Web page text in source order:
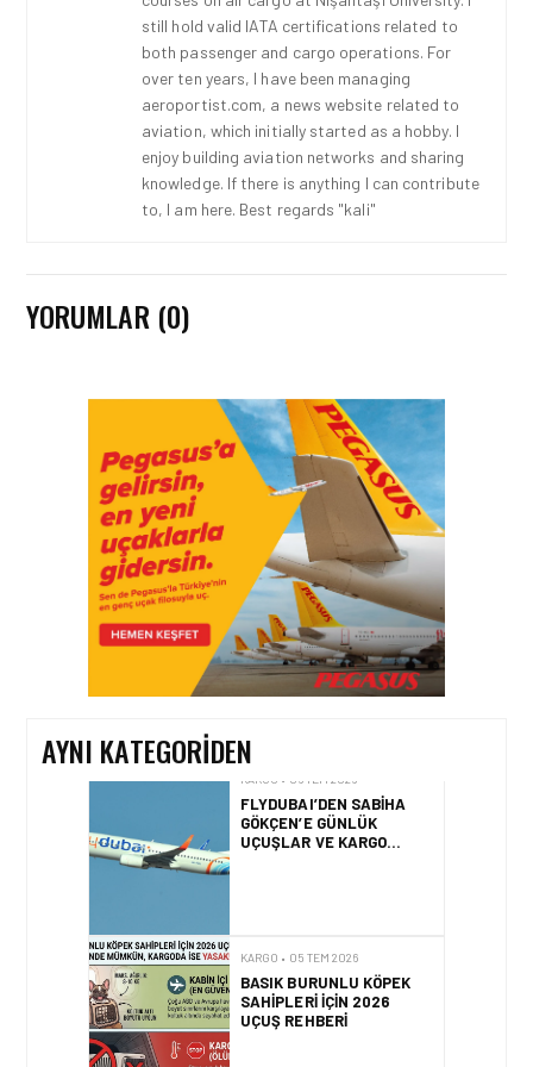
still hold valid IATA certifications related to
both passenger and cargo operations. For
over ten years, I have been managing
aeroportist.com, a news website related to
aviation, which initially started as a hobby. I
enjoy building aviation networks and sharing
knowledge. If there is anything I can contribute
to, I am here. Best regards "kali"
YORUMLAR (0)
AYNI KATEGORIDEN
KARGO • 26 TEM 2026
HONG KONG VE ÇIN’DEN
AVRUPA’YA HAVA
KARGODA SERT DÜŞÜŞ
KARGO • 08 TEM 2026
TURHAN ÖZEN SAUDI
CARGO CHIEF
COMMERCIAL OFFICER
OLDU
KARGO • 06 TEM 2026
FLYDUBAI’DEN SABIHA
GÖKÇEN’E GÜNLÜK
UÇUŞLAR VE KARGO
KARGO • 05 TEM 2026
BASIK BURUNLU KÖPEK
SAHIPLERI IÇIN 2026
UÇUŞ REHBERI